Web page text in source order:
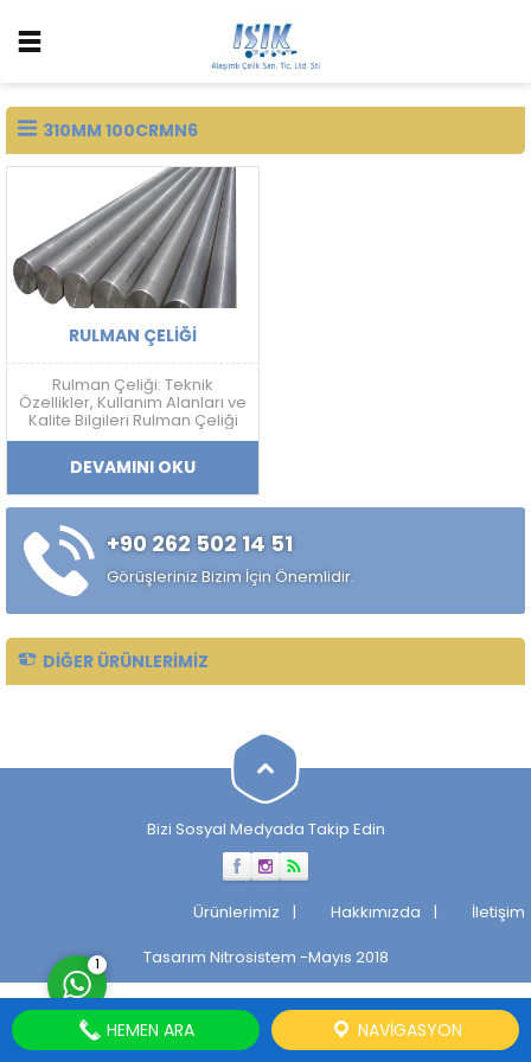
310MM 100CRMN6
RULMAN ÇELIĞI
Rulman Çeliği: Teknik
Özellikler, Kullanım Alanları ve
Kalite Bilgileri Rulman Çeliği
Nedir? Rulman çeliği; yüksek
sertlik, aşınma dayanımı,
yorulma direnci ve boyutsal
kararlılık gerektiren
uygulamalarda kullanılan
yüksek karbonlu krom
alaşımlı özel çelik türüdür.
Özellikle rulman, bilya,
makaralı rulman elemanları,
DEVAMINI OKU
+90 262 502 14 51
Görüşleriniz Bizim İçin Önemlidir.
DIĞER ÜRÜNLERIMIZ
Bizi Sosyal Medyada Takip Edin
Ürünlerimiz Hakkımızda
İletişim
Tasarım Nitrosistem -Mayıs 2018
Cevap Yaz
1
HEMEN ARA NAVIGASYON